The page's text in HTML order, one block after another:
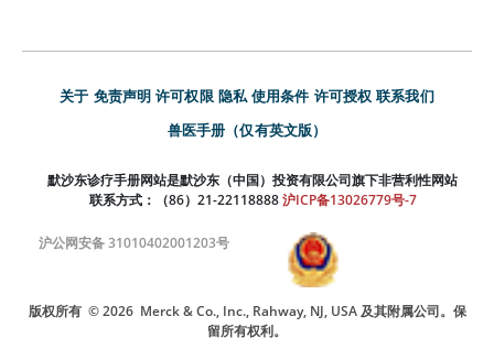
关于 免责声明 许可权限 隐私 使用条件 许可授权 联系我们
兽医手册（仅有英文版）
默沙东诊疗手册网站是默沙东（中国）投资有限公司旗下非营利性网站
联系方式：（86）21-22118888 沪ICP备13026779号-7
沪公网安备 31010402001203号
版权所有 © 2026 Merck & Co., Inc., Rahway, NJ, USA 及其附属公司。保
留所有权利。